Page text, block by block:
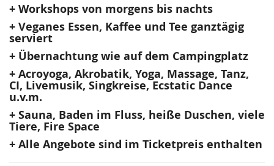
+ Workshops von morgens bis nachts
+ Veganes Essen, Kaffee und Tee ganztägig
serviert
+ Übernachtung wie auf dem Campingplatz
+ Acroyoga, Akrobatik, Yoga, Massage, Tanz,
CI, Livemusik, Singkreise, Ecstatic Dance
u.v.m.
+ Sauna, Baden im Fluss, heiße Duschen, viele
Tiere, Fire Space
+ Alle Angebote sind im Ticketpreis enthalten